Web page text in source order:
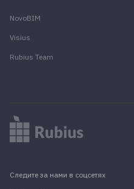
Следите за нами в соцсетях
NovoBIM
Visius
Rubius Team